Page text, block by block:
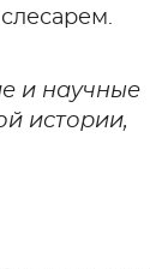
и научные
истории,